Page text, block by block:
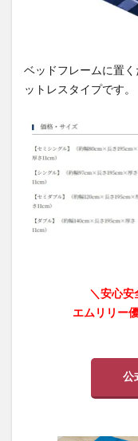
ベッドフレームに置
ットレスタイプです。
＼安心安
エムリリー
公